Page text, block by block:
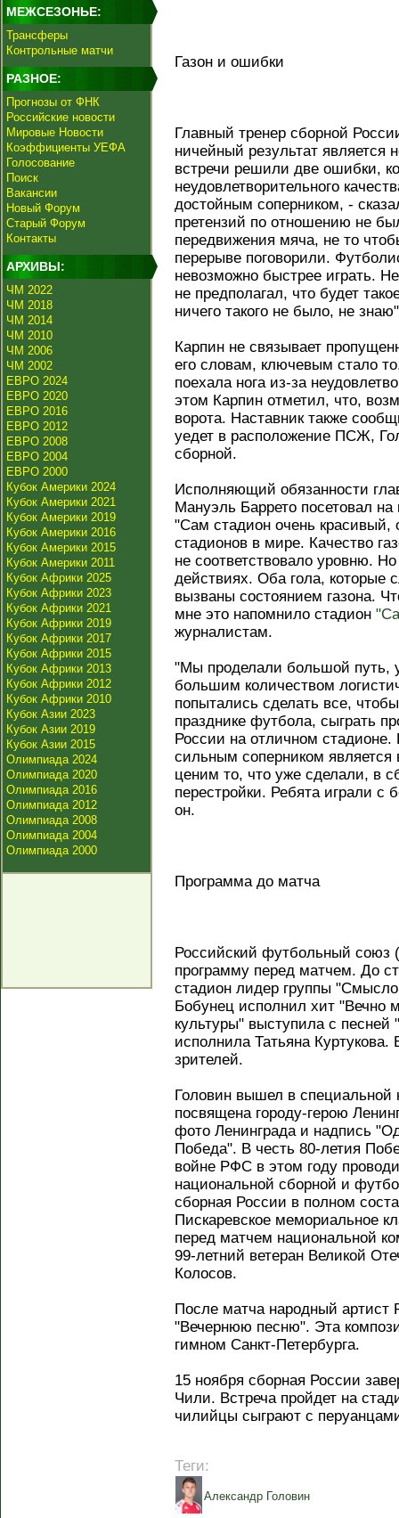
МЕЖСЕЗОНЬЕ:
Трансферы
Контрольные матчи
РАЗНОЕ:
Прогнозы от ФНК
Российские новости
Мировые Новости
Коэффициенты УЕФА
Голосование
Поиск
Вакансии
Новый Форум
Старый Форум
Контакты
АРХИВЫ:
ЧМ 2022
ЧМ 2018
ЧМ 2014
ЧМ 2010
ЧМ 2006
ЧМ 2002
ЕВРО 2024
ЕВРО 2020
ЕВРО 2016
ЕВРО 2012
ЕВРО 2008
ЕВРО 2004
ЕВРО 2000
Кубок Америки 2024
Кубок Америки 2021
Кубок Америки 2019
Кубок Америки 2016
Кубок Америки 2015
Кубок Америки 2011
Кубок Африки 2025
Кубок Африки 2023
Кубок Африки 2021
Кубок Африки 2019
Кубок Африки 2017
Кубок Африки 2015
Кубок Африки 2013
Кубок Африки 2012
Кубок Африки 2010
Кубок Азии 2023
Кубок Азии 2019
Кубок Азии 2015
Олимпиада 2024
Олимпиада 2020
Олимпиада 2016
Олимпиада 2012
Олимпиада 2008
Олимпиада 2004
Олимпиада 2000
Газон и ошибки
Главный тренер сборной
ничейный результат является
встречи решили две ошибки,
неудовлетворительного
достойным соперником, -
претензий по отношению не
передвижения мяча, не то
перерыве поговорили.
невозможно быстрее играть.
не предполагал, что будет
ничего такого не было, не
Карпин не связывает
его словам, ключевым стало
поехала нога из-за
этом Карпин отметил, что,
ворота. Наставник также
уедет в расположение ПСЖ,
сборной.
Исполняющий обязанности
Мануэль Баррето посетовал на
"Сам стадион очень
стадионов в мире. Качество
не соответствовало уровню.
действиях. Оба гола, которые
вызваны состоянием газона.
мне это напомнило стадион
журналистам.
"Мы проделали большой путь,
большим количеством
попытались сделать все,
празднике футбола, сыграть
России на отличном
сильным соперником
ценим то, что уже сделали, в
перестройки. Ребята играли
он.
Программа до матча
Российский футбольный союз
программу перед матчем. До
стадион лидер группы
Бобунец исполнил хит "Вечно
культуры" выступила с
исполнила Татьяна Куртукова.
зрителей.
Головин вышел в специальной
посвящена городу-герою
фото Ленинграда и надпись
Победа". В честь 80-летия
войне РФС в этом году
национальной сборной и
сборная России в полном
Пискаревское мемориальное
перед матчем национальной
99-летний ветеран Великой
Колосов.
После матча народный
"Вечернюю песню". Эта
гимном Санкт-Петербурга.
15 ноября сборная России
Чили. Встреча пройдет на
чилийцы сыграют с
Теги:
Александр Головин